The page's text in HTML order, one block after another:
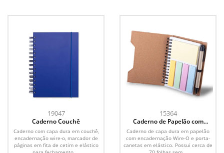
19047
Caderno Couchê
Caderno com capa dura em couchê,
encadernação wire-o, marcador de
páginas em fita de cetim e elástico
15364
Caderno de Papelão com
Caneta
Caderno de capa dura em papelão
com encadernação Wire-O e porta-
canetas em elástico. Possui cerca de